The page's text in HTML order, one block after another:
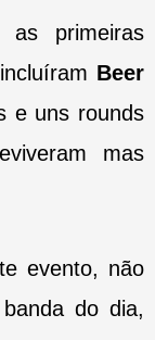
as primeiras
Beer
e uns rounds
mas
evento, não
do dia,